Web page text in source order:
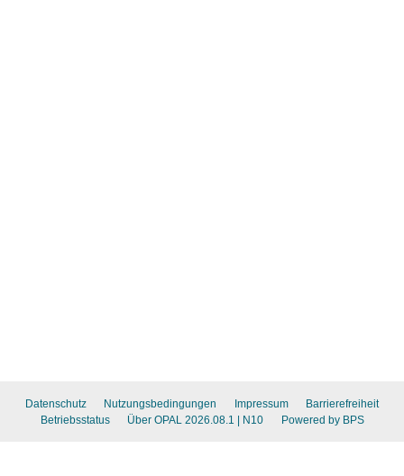
Datenschutz Nutzungsbedingungen Impressum
Barrierefreiheit
Betriebsstatus
Über OPAL 2026.08.1 | N10 Powered by BPS